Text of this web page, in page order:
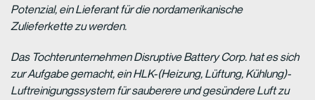
Potenzial, ein Lieferant für die nordamerikanische
Zulieferkette zu werden.
Das Tochterunternehmen Disruptive Battery Corp. hat es sich
zur Aufgabe gemacht, ein HLK-(Heizung, Lüftung, Kühlung)-
Luftreinigungssystem für sauberere und gesündere Luft zu